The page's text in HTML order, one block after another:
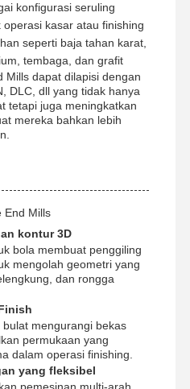
Tentang
Kami
Berita Kasus
konfigurasi seruling
kasar atau finishing
seperti baja tahan karat,
tembaga, dan grafit
Mills dapat dilapisi dengan
DLC, dll yang tidak hanya
tetapi juga meningkatkan
mereka bahkan lebih
End Mills
kontur 3D
bola membuat penggiling
mengolah geometri yang
dan rongga
mengurangi bekas
permukaan yang
dalam operasi finishing.
yang fleksibel